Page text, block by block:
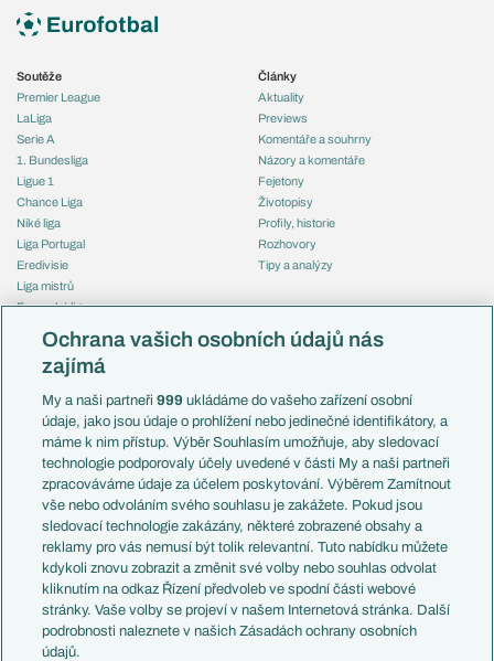
Soutěže
Premier League
LaLiga
Serie A
1. Bundesliga
Ligue 1
Chance Liga
Niké liga
Liga Portugal
Eredivisie
Liga mistrů
Evropská liga
Mistrovství světa
Liga národů
Témata
Představení týmů MS
EuroSkauting
PL v kostce
Evropské koeficienty
Přestupy
Přestupové spekulace
Zranění
Kluby
Arsenal FC
Chelsea FC
Články
Aktuality
Previews
Komentáře a souhrny
Názory a komentáře
Fejetony
Životopisy
Profily, historie
Rozhovory
Tipy a analýzy
Česko
Francie
Itálie
Německo
Španělsko
Argentina
Brazílie
Přestupy
Zápasy
Livescore
Tipovací soutěž
Ochrana vašich osobních údajů nás
zajímá
My a naši partneři999 ukládáme do vašeho zařízení osobní
údaje, jako jsou údaje o prohlížení nebo jedinečné identifikátory, a
máme k nim přístup. Výběr Souhlasím umožňuje, aby sledovací
technologie podporovaly účely uvedené v části My a naši partneři
zpracováváme údaje za účelem poskytování. Výběrem Zamítnout
vše nebo odvoláním svého souhlasu je zakážete. Pokud jsou
sledovací technologie zakázány, některé zobrazené obsahy a
reklamy pro vás nemusí být tolik relevantní. Tuto nabídku můžete
kdykoli znovu zobrazit a změnit své volby nebo souhlas odvolat
kliknutím na odkaz Řízení předvoleb ve spodní části webové
stránky. Vaše volby se projeví v našem Internetová stránka. Další
podrobnosti naleznete v našich Zásadách ochrany osobních
údajů.